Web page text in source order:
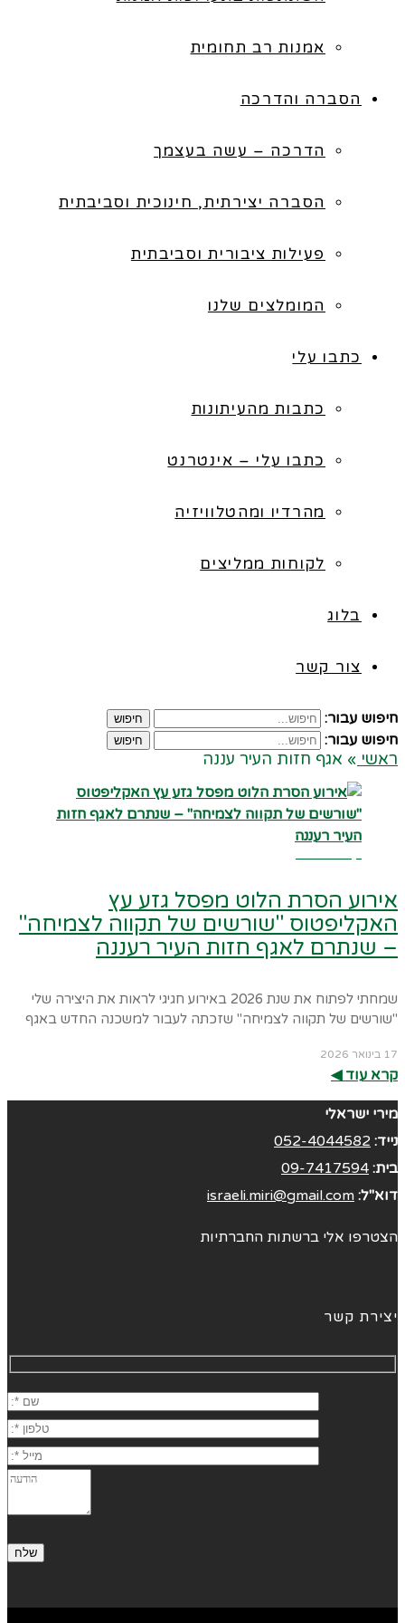
אמנות רב תחומית
הסברה והדרכה
הדרכה – עשה בעצמך
הסברה יצירתית, חינוכית וסביבתית
פעילות ציבורית וסביבתית
המומלצים שלנו
כתבו עלי
כתבות מהעיתונות
כתבו עלי – אינטרנט
מהרדיו ומהטלוויזיה
לקוחות ממליצים
בלוג
צור קשר
חיפוש עבור: חיפוש
חיפוש עבור: חיפוש
ראשי » אגף חזות העיר עננה
אירוע הסרת הלוט מפסל גזע עץ
האקליפטוס "שורשים של תקווה לצמיחה"
– שנתרם לאגף חזות העיר רעננה
שמחתי לפתוח את שנת 2026 באירוע חגיגי לראות את היצירה שלי
"שורשים של תקווה לצמיחה" שזכתה לעבור למשכנה החדש באגף
17 בינואר 2026
קרא עוד ◀︎
מירי ישראלי
נייד: 052-4044582
בית: 09-7417594
דוא"ל: israeli.miri@gmail.com
הצטרפו אלי ברשתות החברתיות
יצירת קשר